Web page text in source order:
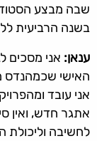
שבה מבצע
בשנה הרביעית
ענאן: אני מסכים
האישי שכמהנדס
אני עובד
אתגר חדש, ואין
לחשיבה וליכולת